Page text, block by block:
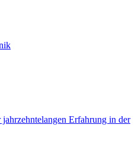
Erfahrung in der